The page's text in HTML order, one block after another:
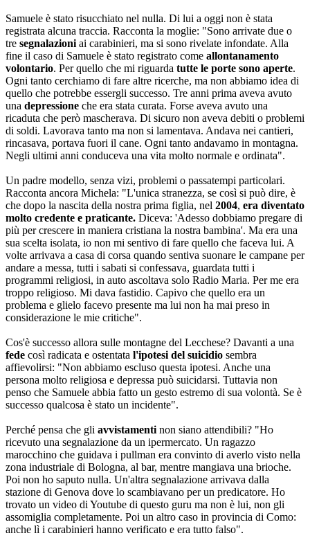
Samuele è stato risucchiato nel nulla. Di lui a oggi non è stata
registrata alcuna traccia. Racconta la moglie: "Sono arrivate due o
tre segnalazioni ai carabinieri, ma si sono rivelate infondate. Alla
fine il caso di Samuele è stato registrato come allontanamento
volontario. Per quello che mi riguarda tutte le porte sono aperte.
Ogni tanto cerchiamo di fare altre ricerche, ma non abbiamo idea di
quello che potrebbe essergli successo. Tre anni prima aveva avuto
una depressione che era stata curata. Forse aveva avuto una
ricaduta che però mascherava. Di sicuro non aveva debiti o problemi
di soldi. Lavorava tanto ma non si lamentava. Andava nei cantieri,
rincasava, portava fuori il cane. Ogni tanto andavamo in montagna.
Negli ultimi anni conduceva una vita molto normale e ordinata".
Un padre modello, senza vizi, problemi o passatempi particolari.
Racconta ancora Michela: "L'unica stranezza, se così si può dire, è
che dopo la nascita della nostra prima figlia, nel 2004, era diventato
molto credente e praticante. Diceva: 'Adesso dobbiamo pregare di
più per crescere in maniera cristiana la nostra bambina'. Ma era una
sua scelta isolata, io non mi sentivo di fare quello che faceva lui. A
volte arrivava a casa di corsa quando sentiva suonare le campane per
andare a messa, tutti i sabati si confessava, guardata tutti i
programmi religiosi, in auto ascoltava solo Radio Maria. Per me era
troppo religioso. Mi dava fastidio. Capivo che quello era un
problema e glielo facevo presente ma lui non ha mai preso in
considerazione le mie critiche".
Cos'è successo allora sulle montagne del Lecchese? Davanti a una
fede così radicata e ostentata l'ipotesi del suicidio sembra
affievolirsi: "Non abbiamo escluso questa ipotesi. Anche una
persona molto religiosa e depressa può suicidarsi. Tuttavia non
penso che Samuele abbia fatto un gesto estremo di sua volontà. Se è
successo qualcosa è stato un incidente".
Perché pensa che gli avvistamenti non siano attendibili? "Ho
ricevuto una segnalazione da un ipermercato. Un ragazzo
marocchino che guidava i pullman era convinto di averlo visto nella
zona industriale di Bologna, al bar, mentre mangiava una brioche.
Poi non ho saputo nulla. Un'altra segnalazione arrivava dalla
stazione di Genova dove lo scambiavano per un predicatore. Ho
trovato un video di Youtube di questo guru ma non è lui, non gli
assomiglia completamente. Poi un altro caso in provincia di Como:
anche lì i carabinieri hanno verificato e era tutto falso".